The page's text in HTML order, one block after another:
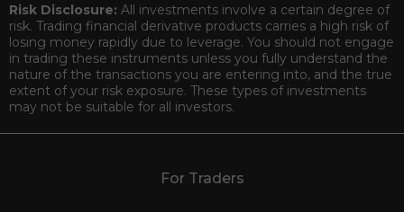
Risk Disclosure: All investments involve a certain degree of
risk. Trading financial derivative products carries a high risk of
losing money rapidly due to leverage. You should not engage
in trading these instruments unless you fully understand the
nature of the transactions you are entering into, and the true
extent of your risk exposure. These types of investments
may not be suitable for all investors.
For Traders